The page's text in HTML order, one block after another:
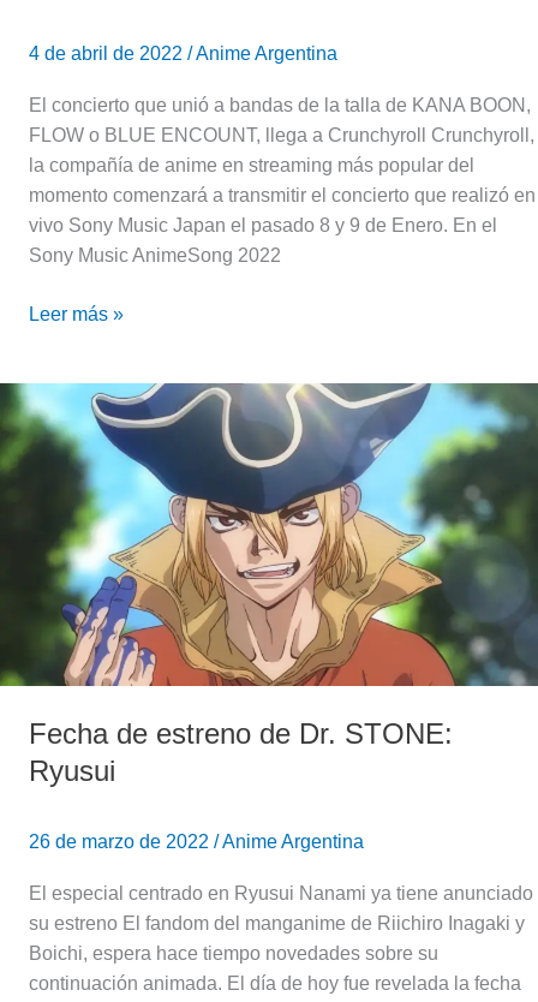
4 de abril de 2022 /Anime Argentina
El concierto que unió a bandas de la talla de KANA BOON,
FLOW o BLUE ENCOUNT, llega a Crunchyroll Crunchyroll,
la compañía de anime en streaming más popular del
momento comenzará a transmitir el concierto que realizó en
vivo Sony Music Japan el pasado 8 y 9 de Enero. En el
Sony Music AnimeSong 2022
Leer más »
Fecha de estreno de Dr. STONE:
Ryusui
26 de marzo de 2022 /Anime Argentina
El especial centrado en Ryusui Nanami ya tiene anunciado
su estreno El fandom del manganime de Riichiro Inagaki y
Boichi, espera hace tiempo novedades sobre su
continuación animada. El día de hoy fue revelada la fecha
Fecha
de
estreno
STONE:
Ryusui